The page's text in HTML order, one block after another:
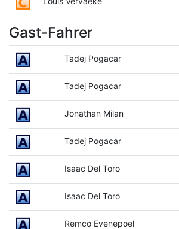
Gast-Fahrer
Tadej Pogacar
Tadej Pogacar
Jonathan Milan
Tadej Pogacar
Isaac Del Toro
Isaac Del Toro
Remco Evenepoel